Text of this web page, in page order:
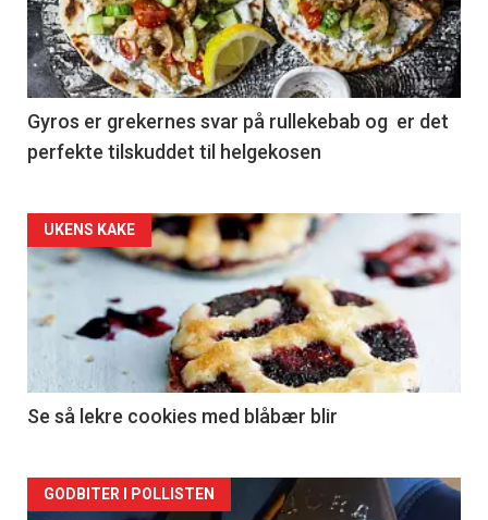
Gyros er grekernes svar på rullekebab og er det
perfekte tilskuddet til helgekosen
Forsiden
akkurat
nå
2
UKENS KAKE
Se så lekre cookies med blåbær blir
Forsiden
GODBITER I POLLISTEN